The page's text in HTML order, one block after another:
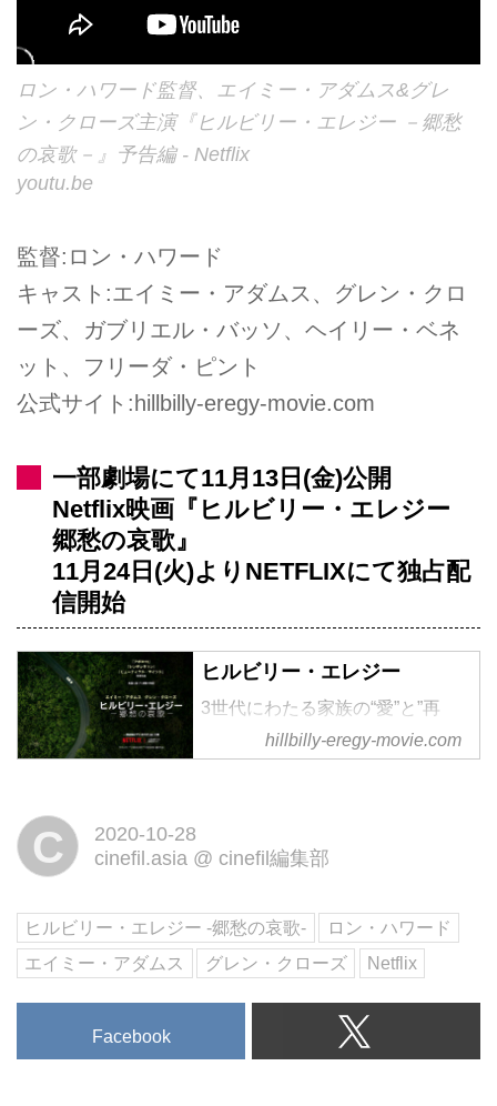
ロン・ハワード監督、エイミー・アダムス&グレ
ン・クローズ主演『ヒルビリー・エレジー －郷愁
の哀歌－』予告編 - Netflix
youtu.be
監督:ロン・ハワード
キャスト:エイミー・アダムス、グレン・クロ
ーズ、ガブリエル・バッソ、ヘイリー・ベネ
ット、フリーダ・ピント
公式サイト:hillbilly-eregy-movie.com
一部劇場にて11月13日(金)公開
Netflix映画『ヒルビリー・エレジー
郷愁の哀歌』
11月24日(火)よりNETFLIXにて独占配
信開始
ヒルビリー・エレジー
3世代にわたる家族の“愛”と”再
生”の物語。アカデミー賞受賞歴
を誇るロン・ハワードが監督、計
と、計7度のアカデミー賞ノミネ
クローズ出演による、心震えるヒ
ューマンドラマ。11月13日
（金）一部劇場にて公開
hillbilly-eregy-movie.com
C
2020-10-28
cinefil.asia @ cinefil編集部
ヒルビリー・エレジー -郷愁の哀歌-
ロン・ハワード
エイミー・アダムス
グレン・クローズ Netflix
Facebook